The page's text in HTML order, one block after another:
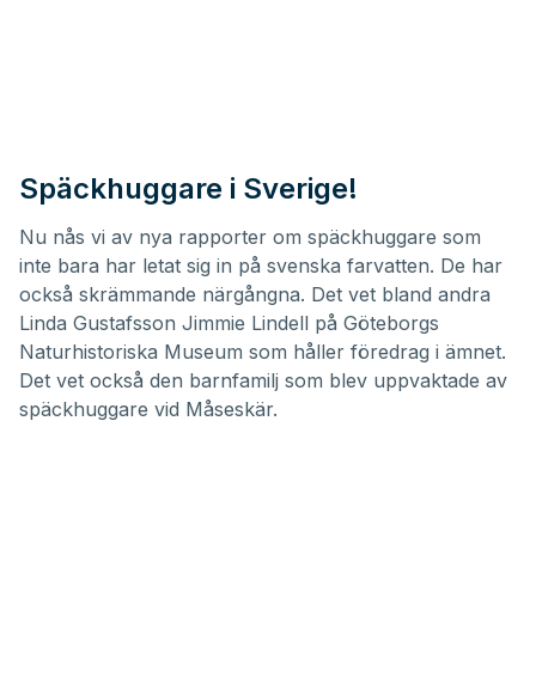
Späckhuggare i Sverige!
Nu nås vi av nya rapporter om späckhuggare som
inte bara har letat sig in på svenska farvatten. De har
också skrämmande närgångna. Det vet bland andra
Linda Gustafsson Jimmie Lindell på Göteborgs
Naturhistoriska Museum som håller föredrag i ämnet.
Det vet också den barnfamilj som blev uppvaktade av
späckhuggare vid Måseskär.